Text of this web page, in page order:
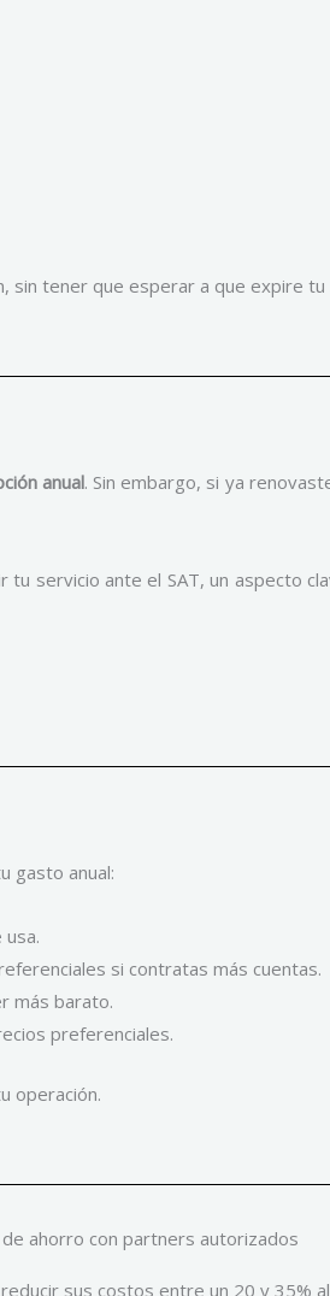
sin tener que esperar a que expire tu
anual. Sin embargo, si ya
servicio ante el SAT, un aspecto
gasto anual:
si contratas más cuentas.
más barato.
preferenciales.
operación.
ahorro con partners autorizados
sus costos entre un 20 y 35%